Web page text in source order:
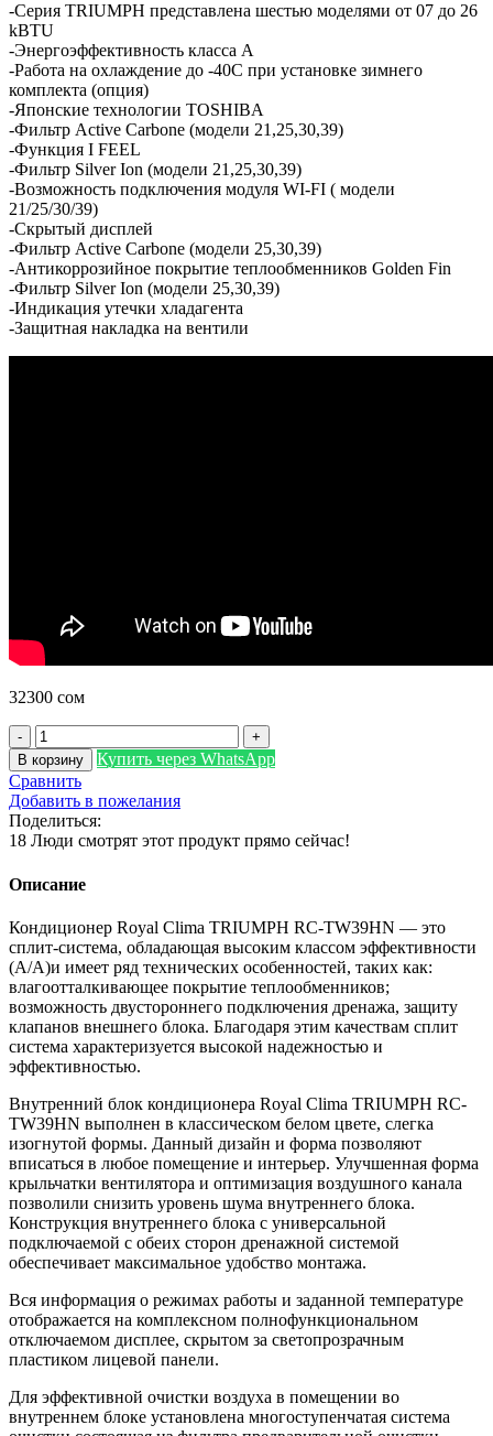
-Серия TRIUMPH представлена шестью моделями от 07 до 26
kBTU
-Энергоэффективность класса А
-Работа на охлаждение до -40С при установке зимнего
комплекта (опция)
-Японские технологии TOSHIBA
-Фильтр Active Carbone (модели 21,25,30,39)
-Функция I FEEL
-Фильтр Silver Ion (модели 21,25,30,39)
-Возможность подключения модуля WI-FI ( модели
21/25/30/39)
-Скрытый дисплей
-Фильтр Active Carbone (модели 25,30,39)
-Антикоррозийное покрытие теплообменников Golden Fin
-Фильтр Silver Ion (модели 25,30,39)
-Индикация утечки хладагента
-Защитная накладка на вентили
32300 сом
Количество
товара
Royal
Clima
TRIUMPH
RC-
TW39HN
В корзину
Купить через WhatsApp
Сравнить
Добавить в пожелания
Поделиться:
18 Люди смотрят этот продукт прямо сейчас!
Описание
Кондиционер Royal Clima TRIUMPH RC-TW39HN — это
сплит-система, обладающая высоким классом эффективности
(A/A)и имеет ряд технических особенностей, таких как:
влагоотталкивающее покрытие теплообменников;
возможность двустороннего подключения дренажа, защиту
клапанов внешнего блока. Благодаря этим качествам сплит
система характеризуется высокой надежностью и
эффективностью.
Внутренний блок кондиционера Royal Clima TRIUMPH RC-
TW39HN выполнен в классическом белом цвете, слегка
изогнутой формы. Данный дизайн и форма позволяют
вписаться в любое помещение и интерьер. Улучшенная форма
крыльчатки вентилятора и оптимизация воздушного канала
позволили снизить уровень шума внутреннего блока.
Конструкция внутреннего блока с универсальной
подключаемой с обеих сторон дренажной системой
обеспечивает максимальное удобство монтажа.
Вся информация о режимах работы и заданной температуре
отображается на комплексном полнофункциональном
отключаемом дисплее, скрытом за светопрозрачным
пластиком лицевой панели.
Для эффективной очистки воздуха в помещении во
внутреннем блоке установлена многоступенчатая система